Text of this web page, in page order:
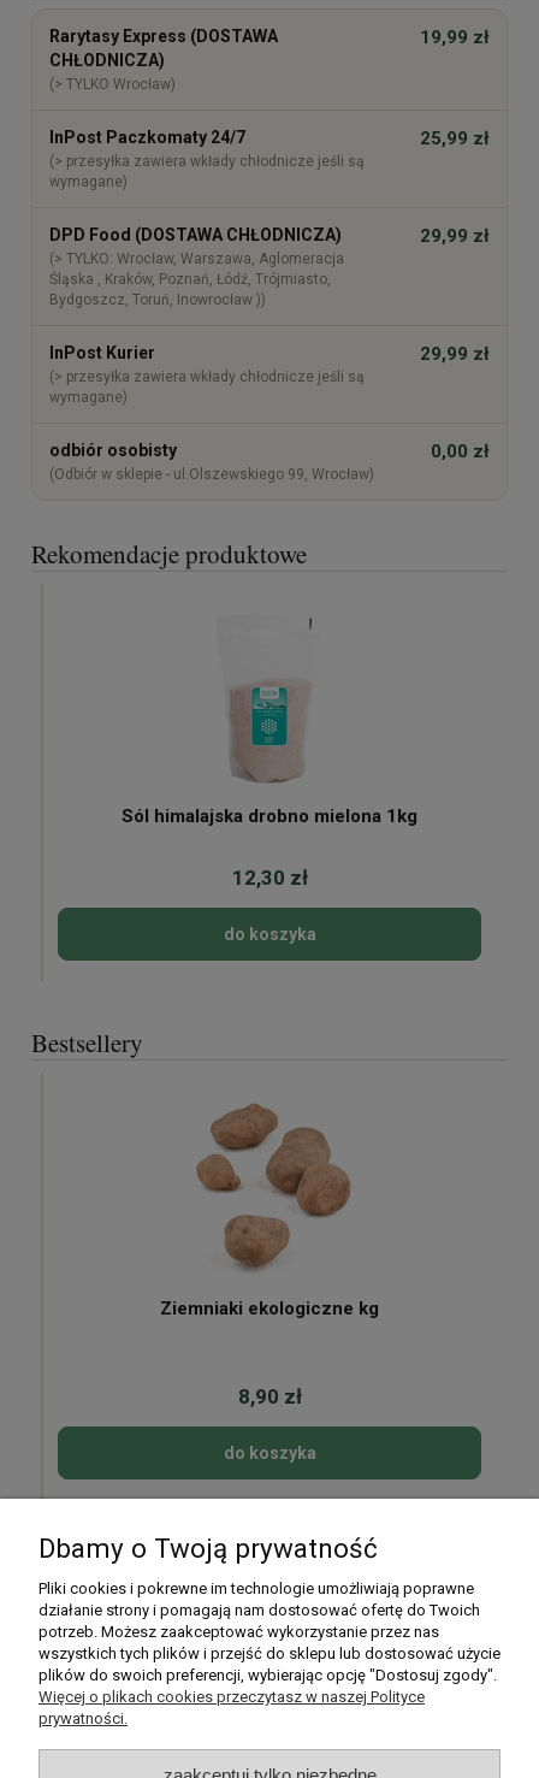
Cena nie zawiera ewentualnych kosztów płatności
Rarytasy Express (DOSTAWA
CHŁODNICZA)
(> TYLKO Wrocław)
19,99 zł
InPost Paczkomaty 24/7
(> przesyłka zawiera wkłady chłodnicze jeśli są
wymagane)
25,99 zł
DPD Food (DOSTAWA CHŁODNICZA)
(> TYLKO: Wrocław, Warszawa, Aglomeracja
Śląska , Kraków, Poznań, Łódź, Trójmiasto,
Bydgoszcz, Toruń, Inowrocław ))
29,99 zł
InPost Kurier
(> przesyłka zawiera wkłady chłodnicze jeśli są
wymagane)
29,99 zł
odbiór osobisty
(Odbiór w sklepie - ul.Olszewskiego 99, Wrocław)
0,00 zł
Rekomendacje produktowe
Sól himalajska drobno mielona 1kg
12,30 zł
do koszyka
Bestsellery
Ziemniaki ekologiczne kg
8,90 zł
do koszyka
Moje konto
Płatności i dostawa
Informacje
Dbamy o Twoją prywatność
Pliki cookies i pokrewne im technologie umożliwiają poprawne
działanie strony i pomagają nam dostosować ofertę do Twoich
potrzeb. Możesz zaakceptować wykorzystanie przez nas
wszystkich tych plików i przejść do sklepu lub dostosować użycie
plików do swoich preferencji, wybierając opcję "Dostosuj zgody".
Więcej o plikach cookies przeczytasz w naszej Polityce
prywatności.